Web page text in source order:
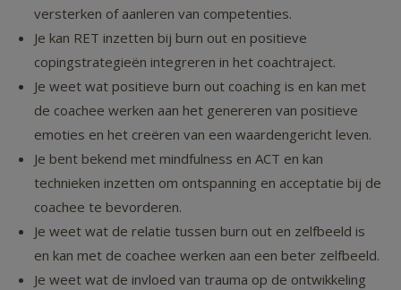
versterken of aanleren van competenties.
Je kan RET inzetten bij burn out en positieve
copingstrategieën integreren in het coachtraject.
Je weet wat positieve burn out coaching is en kan met
de coachee werken aan het genereren van positieve
emoties en het creëren van een waardengericht leven.
Je bent bekend met mindfulness en ACT en kan
technieken inzetten om ontspanning en acceptatie bij de
coachee te bevorderen.
Je weet wat de relatie tussen burn out en zelfbeeld is
en kan met de coachee werken aan een beter zelfbeeld.
Je weet wat de invloed van trauma op de ontwikkeling